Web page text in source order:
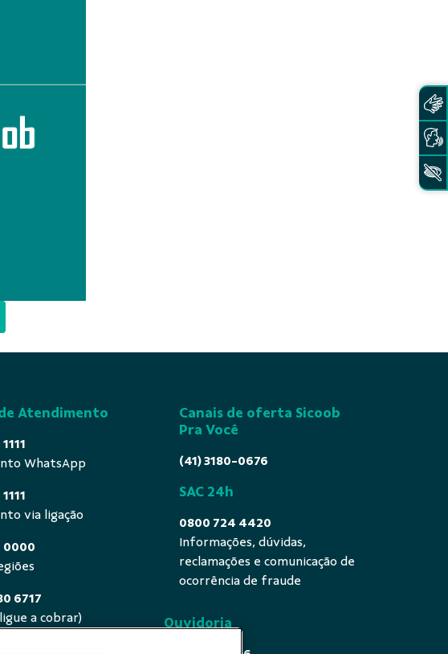
Atendimento
WhatsApp
via ligação
0000
6717
a cobrar)
Canais de oferta Sicoob
Pra Você
(41) 3180-0676
SAC 24h
0800 724 4420
Informações, dúvidas,
reclamações e comunicação de
ocorrência de fraude
Ouvidoria